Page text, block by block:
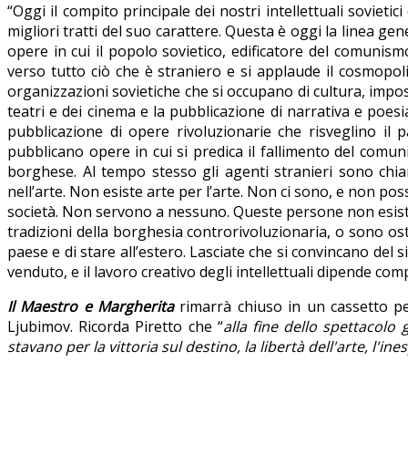
“Oggi il compito principale dei nostri intellettuali
migliori tratti del suo carattere. Questa è oggi la linea
opere in cui il popolo sovietico, edificatore del
verso tutto ciò che è straniero e si applaude il
organizzazioni sovietiche che si occupano di cultura,
teatri e dei cinema e la pubblicazione di narrativa e
pubblicazione di opere rivoluzionarie che risveglino il
pubblicano opere in cui si predica il fallimento del
borghese. Al tempo stesso gli agenti stranieri sono
nell’arte. Non esiste arte per l’arte. Non ci sono, e non
società. Non servono a nessuno. Queste persone non
tradizioni della borghesia controrivoluzionaria, o sono
paese e di stare all’estero. Lasciate che si convincano
venduto, e il lavoro creativo degli intellettuali dipende
Il Maestro e Margheritarimarrà chiuso in un cassetto
Ljubimov. Ricorda Piretto che “alla fine dello spettacolo
stavano per la vittoria sul destino, la libertà dell'arte,